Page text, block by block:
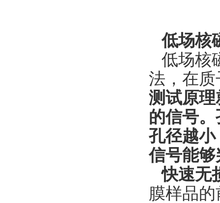
低场核
低场核
法，在
测试原
的信号
孔径越
信号能
快速无
膜样品